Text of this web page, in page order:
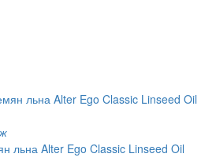
льна Alter Ego Classic Linseed Oil